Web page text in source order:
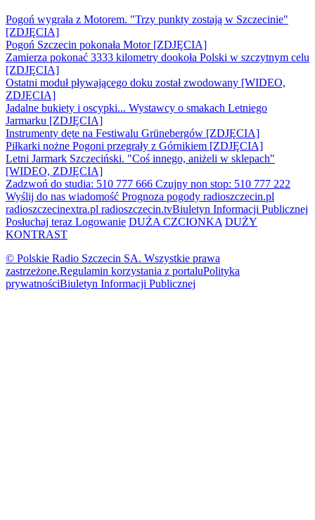
Pogoń wygrała z Motorem. "Trzy punkty zostają w Szczecinie"
[ZDJĘCIA]
Pogoń Szczecin pokonała Motor [ZDJĘCIA]
Zamierza pokonać 3333 kilometry dookoła Polski w szczytnym celu
[ZDJĘCIA]
Ostatni moduł pływającego doku został zwodowany [WIDEO,
ZDJĘCIA]
Jadalne bukiety i oscypki... Wystawcy o smakach Letniego
Jarmarku [ZDJĘCIA]
Instrumenty dęte na Festiwalu Grünebergów [ZDJĘCIA]
Piłkarki nożne Pogoni przegrały z Górnikiem [ZDJĘCIA]
Letni Jarmark Szczeciński. "Coś innego, aniżeli w sklepach"
[WIDEO, ZDJĘCIA]
Zadzwoń do studia: 510 777 666 Czujny non stop: 510 777 222
Wyślij do nas wiadomość Prognoza pogody radioszczecin.pl
radioszczecinextra.pl radioszczecin.tvBiuletyn Informacji Publicznej
Posłuchaj teraz Logowanie DUŻA CZCIONKA DUŻY
KONTRAST
© Polskie Radio Szczecin SA. Wszystkie prawa
zastrzeżone.Regulamin korzystania z portaluPolityka
prywatnościBiuletyn Informacji Publicznej